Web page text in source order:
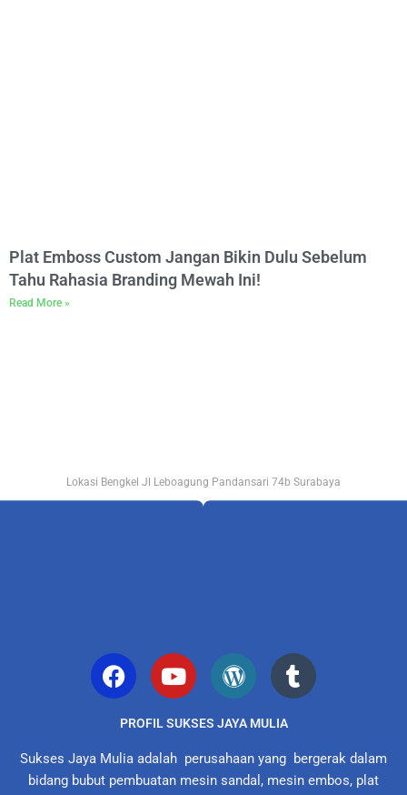
Plat Emboss Custom Jangan Bikin Dulu Sebelum
Tahu Rahasia Branding Mewah Ini!
Read More »
Lokasi Bengkel Jl Leboagung Pandansari 74b Surabaya
PROFIL SUKSES JAYA MULIA
Sukses Jaya Mulia adalah perusahaan yang bergerak dalam
bidang bubut pembuatan mesin sandal, mesin embos, plat